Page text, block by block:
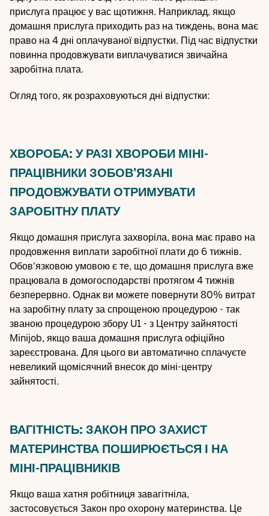
прислуга працює у вас щотижня. Наприклад, якщо
домашня прислуга приходить раз на тиждень, вона має
право на 4 дні оплачуваної відпустки. Під час відпустки
повинна продовжувати виплачуватися звичайна
заробітна плата.
Огляд того, як розраховуються дні відпустки:
ХВОРОБА: У РАЗІ ХВОРОБИ МІНІ-
ПРАЦІВНИКИ ЗОБОВ'ЯЗАНІ
ПРОДОВЖУВАТИ ОТРИМУВАТИ
ЗАРОБІТНУ ПЛАТУ
Якщо домашня прислуга захворіла, вона має право на
продовження виплати заробітної плати до 6 тижнів.
Обов'язковою умовою є те, що домашня прислуга вже
працювала в домогосподарстві протягом 4 тижнів
безперервно. Однак ви можете повернути 80% витрат
на заробітну плату за спрощеною процедурою - так
званою процедурою збору U1 - з Центру зайнятості
Minijob, якщо ваша домашня прислуга офіційно
зареєстрована. Для цього ви автоматично сплачуєте
невеликий щомісячний внесок до міні-центру
зайнятості.
ВАГІТНІСТЬ: ЗАКОН ПРО ЗАХИСТ
МАТЕРИНСТВА ПОШИРЮЄТЬСЯ І НА
МІНІ-ПРАЦІВНИКІВ
Якщо ваша хатня робітниця завагітніла,
застосовується Закон про охорону материнства. Це